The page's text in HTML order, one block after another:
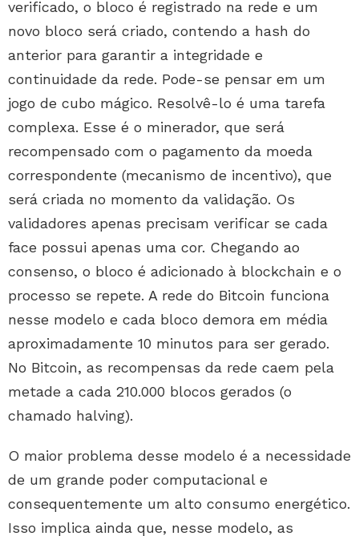
verificado, o bloco é registrado na rede e um
novo bloco será criado, contendo a hash do
anterior para garantir a integridade e
continuidade da rede. Pode-se pensar em um
jogo de cubo mágico. Resolvê-lo é uma tarefa
complexa. Esse é o minerador, que será
recompensado com o pagamento da moeda
correspondente (mecanismo de incentivo), que
será criada no momento da validação. Os
validadores apenas precisam verificar se cada
face possui apenas uma cor. Chegando ao
consenso, o bloco é adicionado à blockchain e o
processo se repete. A rede do Bitcoin funciona
nesse modelo e cada bloco demora em média
aproximadamente 10 minutos para ser gerado.
No Bitcoin, as recompensas da rede caem pela
metade a cada 210.000 blocos gerados (o
chamado halving).
O maior problema desse modelo é a necessidade
de um grande poder computacional e
consequentemente um alto consumo energético.
Isso implica ainda que, nesse modelo, as